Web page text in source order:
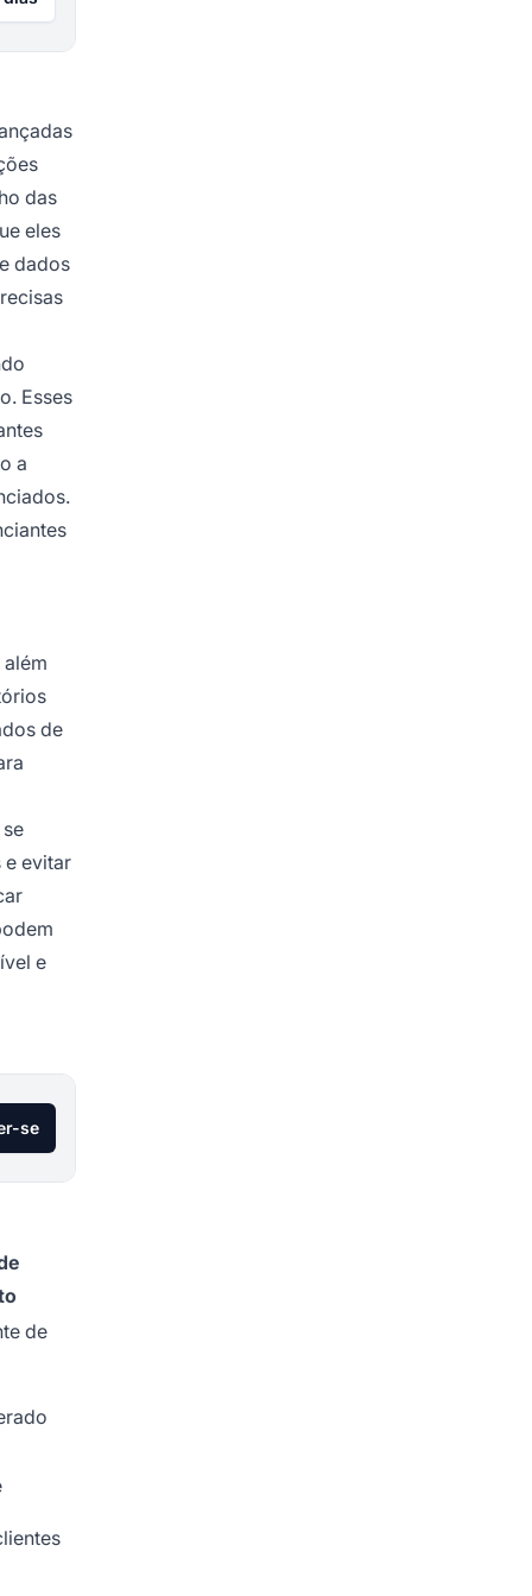
das
eles
dados
Esses
a
de
e evitar
e
se
de